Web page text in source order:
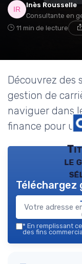
Inès Rousselle
Consultante en
11 min de lecture
Découvrez des
gestion de
naviguer dans
finance pour
le
* En remplissant
des fins